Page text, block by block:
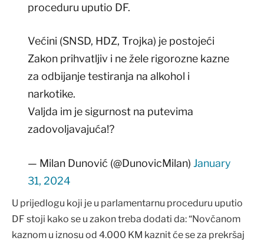
proceduru uputio DF.
Većini (SNSD, HDZ, Trojka) je postojeći
Zakon prihvatljiv i ne žele rigorozne kazne
za odbijanje testiranja na alkohol i
narkotike.
Valjda im je sigurnost na putevima
zadovoljavajuća!?
— Milan Dunović (@DunovicMilan) January
31, 2024
U prijedlogu koji je u parlamentarnu proceduru uputio
DF stoji kako se u zakon treba dodati da: “Novčanom
kaznom u iznosu od 4.000 KM kaznit će se za prekršaj